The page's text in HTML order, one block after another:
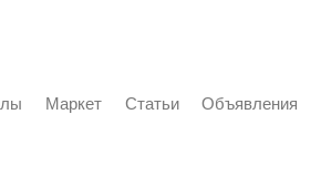
Маркет Статьи Объявления